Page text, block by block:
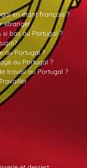
en étant français ?
etranger
si bas au Portugal ?
au Portugal ?
au Portugal ?
travail au Portugal ?